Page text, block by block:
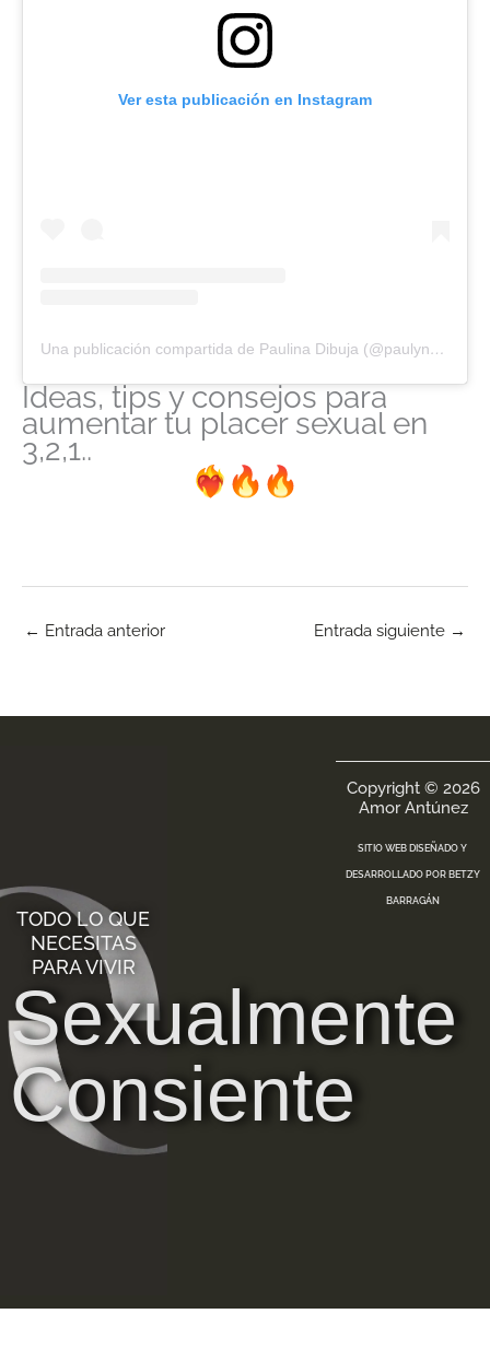
Ver esta publicación en Instagram
Una publicación compartida de Paulina Dibuja (@paulyna_dibuja)
Ideas, tips y consejos para
aumentar tu placer sexual en
3,2,1..
← Entrada anterior Entrada siguiente →
TODO LO QUE
NECESITAS
PARA VIVIR
Sexualmente
Consiente
Copyright © 2026
Amor Antúnez
SITIO WEB DISEÑADO Y
DESARROLLADO POR BETZY
BARRAGÁN